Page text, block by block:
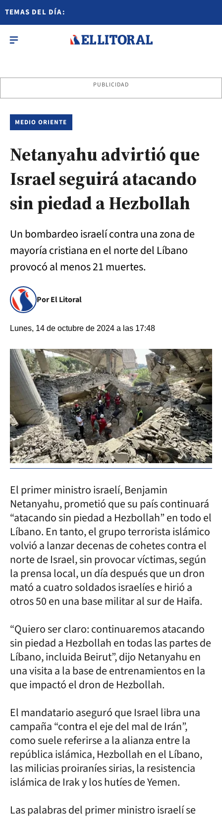
TEMAS DEL DÍA:
PUBLICIDAD
MEDIO ORIENTE
Netanyahu advirtió que
Israel seguirá atacando
sin piedad a Hezbollah
Un bombardeo israelí contra una zona de
mayoría cristiana en el norte del Líbano
provocó al menos 21 muertes.
Por El Litoral
Lunes, 14 de octubre de 2024 a las 17:48
El primer ministro israelí, Benjamin
Netanyahu, prometió que su país continuará
“atacando sin piedad a Hezbollah” en todo el
Líbano. En tanto, el grupo terrorista islámico
volvió a lanzar decenas de cohetes contra el
norte de Israel, sin provocar víctimas, según
la prensa local, un día después que un dron
mató a cuatro soldados israelíes e hirió a
otros 50 en una base militar al sur de Haifa.
“Quiero ser claro: continuaremos atacando
sin piedad a Hezbollah en todas las partes de
Líbano, incluida Beirut”, dijo Netanyahu en
una visita a la base de entrenamientos en la
que impactó el dron de Hezbollah.
El mandatario aseguró que Israel libra una
campaña “contra el eje del mal de Irán”,
como suele referirse a la alianza entre la
república islámica, Hezbollah en el Líbano,
las milicias proiraníes sirias, la resistencia
islámica de Irak y los hutíes de Yemen.
Las palabras del primer ministro israelí se